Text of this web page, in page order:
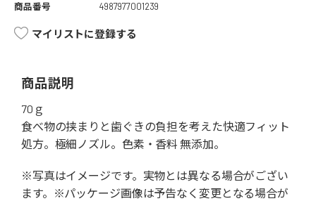
商品番号
4987977001239
マイリストに登録する
商品説明
70ｇ
食べ物の挟まりと歯ぐきの負担を考えた快適フィット
処方。極細ノズル。色素・香料 無添加。
※写真はイメージです。実物とは異なる場合がござい
ます。※パッケージ画像は予告なく変更となる場合が